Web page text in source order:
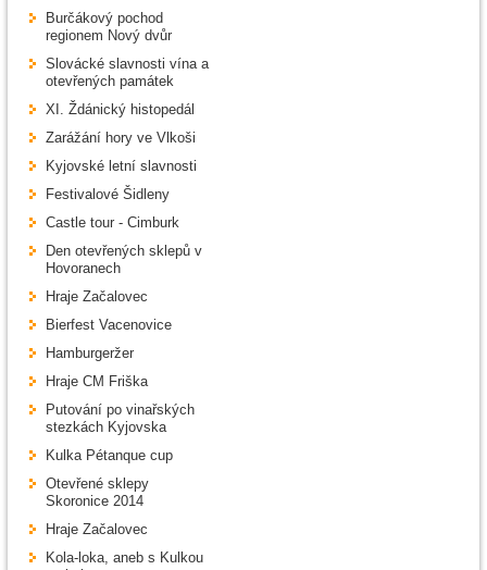
Burčákový pochod
regionem Nový dvůr
Slovácké slavnosti vína a
otevřených památek
XI. Ždánický histopedál
Zarážání hory ve Vlkoši
Kyjovské letní slavnosti
Festivalové Šidleny
Castle tour - Cimburk
Den otevřených sklepů v
Hovoranech
Hraje Začalovec
Bierfest Vacenovice
Hamburgeržer
Hraje CM Friška
Putování po vinařských
stezkách Kyjovska
Kulka Pétanque cup
Otevřené sklepy
Skoronice 2014
Hraje Začalovec
Kola-loka, aneb s Kulkou